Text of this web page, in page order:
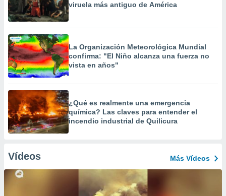
viruela más antiguo de América
La Organización Meteorológica Mundial
confirma: "El Niño alcanza una fuerza no
vista en años"
¿Qué es realmente una emergencia
química? Las claves para entender el
incendio industrial de Quilicura
Vídeos Más Vídeos